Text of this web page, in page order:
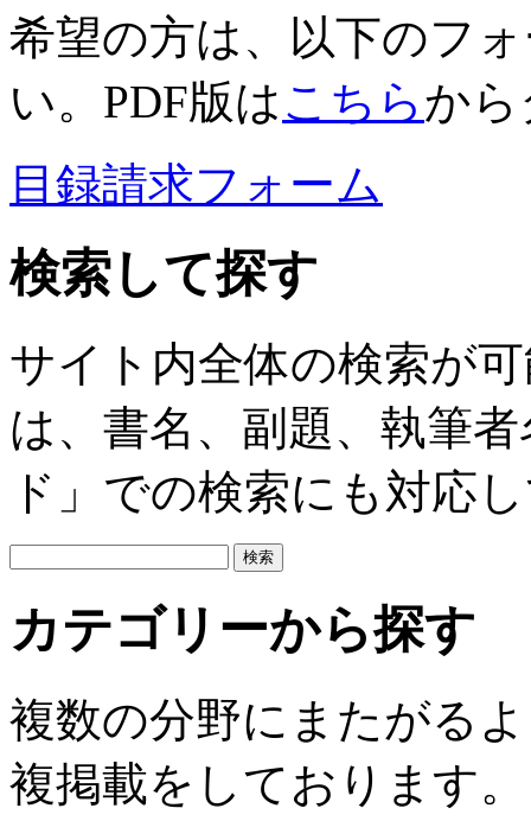
希望の方は、以下のフ
い。PDF版はこちらか
目録請求フォーム
検索して探す
サイト内全体の検索が
は、書名、副題、執筆
ド」での検索にも対応
カテゴリーから探す
複数の分野にまたがる
複掲載をしております。